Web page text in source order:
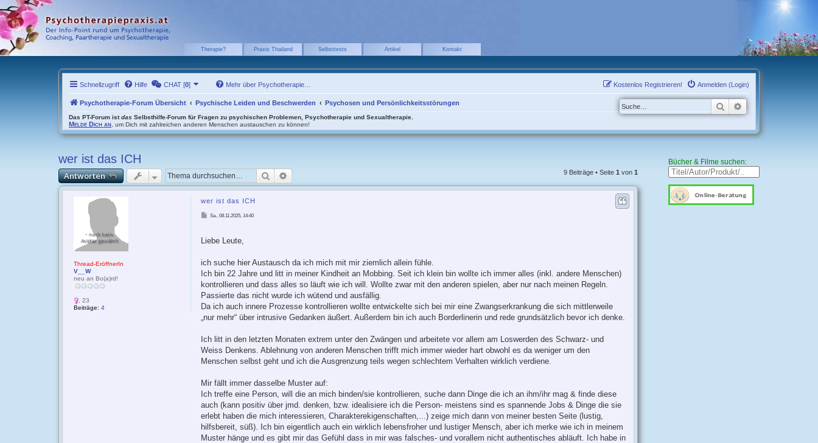
Therapie? Praxis Thailand Selbsttests Artikel Kontakt
Schnellzugriff Hilfe CHAT [0] Mehr über Psychotherapie… Anmelden (Login)
Kostenlos Registrieren!
Psychotherapie-Forum Übersicht Psychische Leiden und Beschwerden Psychosen und Persönlichkeitsstörungen Suche
Das PT-Forum istdas Selbsthilfe-Forum für Fragen zu psychischen Problemen, Psychotherapie und Sexualtherapie.
Melde Dich an , um Dich mit zahlreichen anderen Menschen austauschen zu können!
wer ist das ICH
Antworten Suche 9 Beiträge • Seite 1 von 1
Thread-EröffnerIn
V__W
neu an Bo(a)rd!
, 23
Beiträge: 4
wer ist das ICH
e
a
g
Sa., 08.11.2025, 14:40
Liebe Leute,
ich suche hier Austausch da ich mich mit mir ziemlich allein fühle.
Ich bin 22 Jahre und litt in meiner Kindheit an Mobbing. Seit ich klein bin wollte ich immer alles (inkl. andere Menschen)
kontrollieren und dass alles so läuft wie ich will. Wollte zwar mit den anderen spielen, aber nur nach meinen Regeln.
Passierte das nicht wurde ich wütend und ausfällig.
Da ich auch innere Prozesse kontrollieren wollte entwickelte sich bei mir eine Zwangserkrankung die sich mittlerweile
„nur mehr“ über intrusive Gedanken äußert. Außerdem bin ich auch Borderlinerin und rede grundsätzlich bevor ich denke.
Ich litt in den letzten Monaten extrem unter den Zwängen und arbeitete vor allem am Loswerden des Schwarz- und
Weiss Denkens. Ablehnung von anderen Menschen trifft mich immer wieder hart obwohl es da weniger um den
Menschen selbst geht und ich die Ausgrenzung teils wegen schlechtem Verhalten wirklich verdiene.
Mir fällt immer dasselbe Muster auf:
Ich treffe eine Person, will die an mich binden/sie kontrollieren, suche dann Dinge die ich an ihm/ihr mag & finde diese
auch (kann positiv über jmd. denken, bzw. idealisiere ich die Person- meistens sind es spannende Jobs & Dinge die sie
erlebt haben die mich interessieren, Charakterekigenschaften,...) zeige mich dann von meiner besten Seite (lustig,
hilfsbereit, süß). Ich bin eigentlich auch ein wirklich lebensfroher und lustiger Mensch, aber ich merke wie ich in meinem
Muster hänge und es gibt mir das Gefühl dass in mir was falsches- und vorallem nicht authentisches abläuft. Ich habe in
Bücher & Filme suchen: